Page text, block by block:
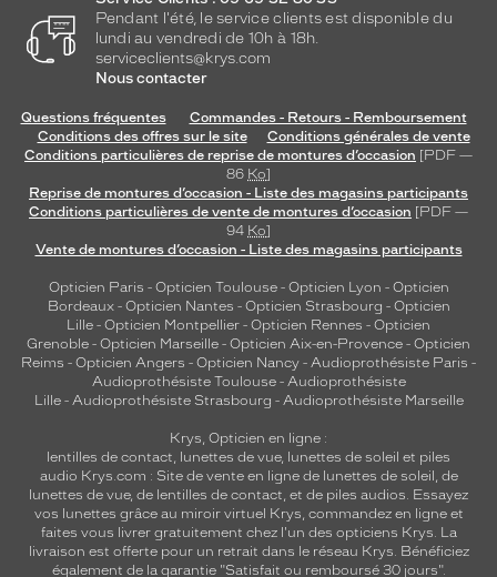
Pendant l'été, le service clients est disponible du
lundi au vendredi de 10h à 18h.
serviceclients@krys.com
Nous contacter
Questions fréquentes
Commandes - Retours - Remboursement
Conditions des offres sur le site
Conditions générales de vente
Conditions particulières de reprise de montures d’occasion [PDF —
86 Ko]
Reprise de montures d’occasion - Liste des magasins participants
Conditions particulières de vente de montures d’occasion [PDF —
94 Ko]
Vente de montures d’occasion - Liste des magasins participants
Opticien Paris - Opticien Toulouse- Opticien Lyon - Opticien
Bordeaux- Opticien Nantes - Opticien Strasbourg - Opticien
Lille - Opticien Montpellier - Opticien Rennes - Opticien
Grenoble - Opticien Marseille - Opticien Aix-en-Provence - Opticien
Reims - Opticien Angers - Opticien Nancy - Audioprothésiste Paris -
Audioprothésiste Toulouse- Audioprothésiste
Lille- Audioprothésiste Strasbourg - Audioprothésiste Marseille
Krys, Opticien en ligne :
lentilles de contact, lunettes de vue, lunettes de soleil et piles
audio Krys.com : Site de vente en ligne de lunettes de soleil, de
lunettes de vue, de lentilles de contact, et de piles audios. Essayez
vos lunettes grâce au miroir virtuel Krys, commandez en ligne et
faites vous livrer gratuitement chez l'un des opticiens Krys. La
livraison est offerte pour un retrait dans le réseau Krys. Bénéficiez
également de la garantie "Satisfait ou remboursé 30 jours".